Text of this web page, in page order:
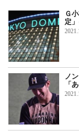
Ｇ
定
ノ
「